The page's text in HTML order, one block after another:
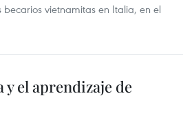
vietnamitas en Italia, en el
y el aprendizaje de